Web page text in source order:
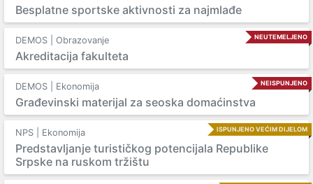
Besplatne sportske aktivnosti za najmlađe
NEUTEMELJENO
DEMOS | Obrazovanje
Akreditacija fakulteta
NEISPUNJENO
DEMOS | Ekonomija
Građevinski materijal za seoska domaćinstva
ISPUNJENO VEĆIM DIJELOM
NPS | Ekonomija
Predstavljanje turističkog potencijala Republike
Srpske na ruskom tržištu